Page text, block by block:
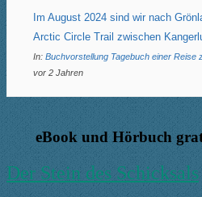
Im August 2024 sind wir nach
Arctic Circle Trail zwischen
In: Buchvorstellung Tagebuch einer Reise
vor 2 Jahren
eBook und Hörbuch
Der Stein des Schicksals